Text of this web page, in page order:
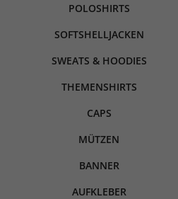
POLOSHIRTS
SOFTSHELLJACKEN
SWEATS & HOODIES
THEMENSHIRTS
CAPS
MÜTZEN
BANNER
AUFKLEBER